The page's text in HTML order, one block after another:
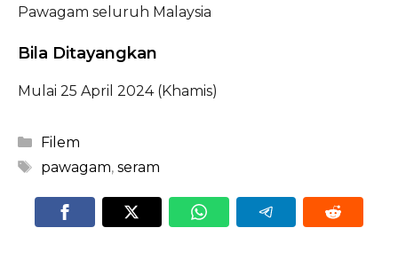
Pawagam seluruh Malaysia
Bila Ditayangkan
Mulai 25 April 2024 (Khamis)
Categories
Filem
Tags
pawagam, seram